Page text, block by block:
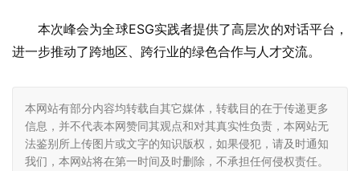
本次峰会为全球ESG实践者提供了高层次的对话平台，
进一步推动了跨地区、跨行业的绿色合作与人才交流。
本网站有部分内容均转载自其它媒体，转载目的在于传递更多
信息，并不代表本网赞同其观点和对其真实性负责，本网站无
法鉴别所上传图片或文字的知识版权，如果侵犯，请及时通知
我们，本网站将在第一时间及时删除，不承担任何侵权责任。